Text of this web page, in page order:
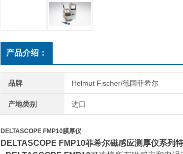
产品介绍：
品牌 Helmut Fischer/德国菲希尔
产地类别 进口
DELTASCOPE FMP10膜厚仪
DELTASCOPE FMP10菲希尔磁感应测厚仪系列